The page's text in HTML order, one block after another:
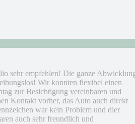
sehr empfehlen! Die ganze
Wir konnten flexibel einen
zur Besichtigung vereinbaren und
Kontakt vorher, das Auto auch direkt
war kein Problem und dier
auch sehr freundlich und